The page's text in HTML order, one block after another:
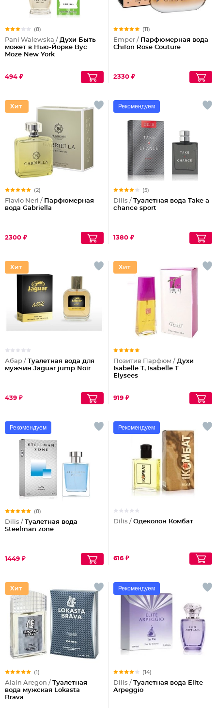
(8)
Pani Walewska / Духи Быть
может в Нью-Йорке Byc
Moze New York
494 ₽
(11)
Emper / Парфюмерная вода
Chifon Rose Couture
2330 ₽
(2)
Flavio Neri / Парфюмерная
вода Gabriella
2300 ₽
Рекомендуем
(5)
Dilis / Туалетная вода Take a
chance sport
1380 ₽
Абар / Туалетная вода для
мужчин Jaguar jump Noir
439 ₽
Позитив Парфюм / Духи
Isabelle T, Isabelle T
Elysees
919 ₽
Рекомендуем
(8)
Dilis / Туалетная вода
Steelman zone
1449 ₽
Рекомендуем
Dilis / Одеколон Комбат
616 ₽
(1)
Alain Aregon / Туалетная
вода мужская Lokasta
Brava
Рекомендуем
(14)
Dilis / Туалетная вода Elite
Arpeggio